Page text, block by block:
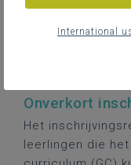
Leerlingen
Onverkort
Het
leerlingen die
International